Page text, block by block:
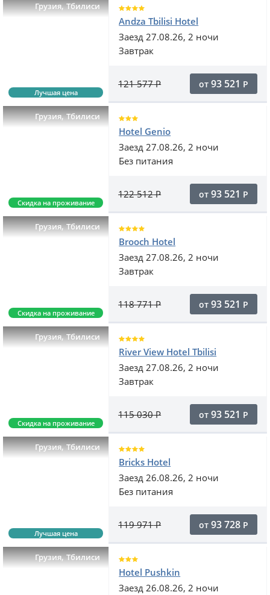
Грузия,Тбилиси
Лучшая цена
Andza Tbilisi Hotel
Заезд 27.08.26, 2 ночи
Завтрак
121 577Р от 93 521 Р
Грузия,Тбилиси
Скидка на проживание
Hotel Genio
Заезд 27.08.26, 2 ночи
Без питания
122 512Р от 93 521 Р
Грузия,Тбилиси
Скидка на проживание
Brooch Hotel
Заезд 27.08.26, 2 ночи
Завтрак
118 771Р от 93 521 Р
Грузия,Тбилиси
Скидка на проживание
River View Hotel Tbilisi
Заезд 27.08.26, 2 ночи
Завтрак
115 030Р от 93 521 Р
Грузия,Тбилиси
Лучшая цена
Bricks Hotel
Заезд 26.08.26, 2 ночи
Без питания
119 971Р от 93 728 Р
Грузия,Тбилиси
Hotel Pushkin
Заезд 26.08.26, 2 ночи